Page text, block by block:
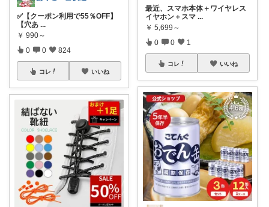
✅【クーポン利用で55％OFF】
【穴あ ...
￥ 990～
0 0 824
コレ いいね
最近、スマホ本体＋ワイヤレス
イヤホン＋スマ ...
￥ 5,699～
0 0 1
コレ いいね